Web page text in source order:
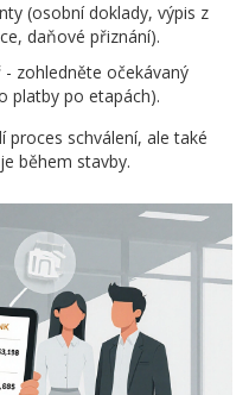
(osobní doklady, výpis z
daňové přiznání).
zohledněte očekávaný
platby po etapách).
proces schválení, ale také
během stavby.